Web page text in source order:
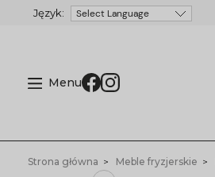
Menu
Strona główna Meble fryzjerskie